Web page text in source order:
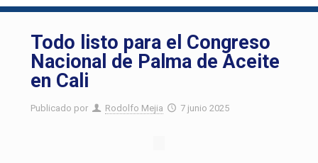
Todo listo para el Congreso
Nacional de Palma de Aceite
en Cali
Publicado por Rodolfo Mejia 7 junio 2025